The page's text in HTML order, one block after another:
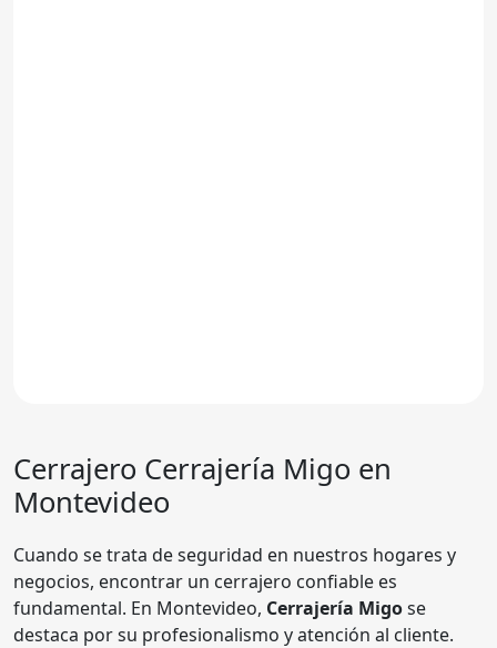
Cerrajero Cerrajería Migo en
Montevideo
Cuando se trata de seguridad en nuestros hogares y
negocios, encontrar un cerrajero confiable es
fundamental. En Montevideo, Cerrajería Migose
destaca por su profesionalismo y atención al cliente.